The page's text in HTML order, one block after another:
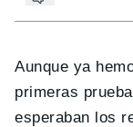
Aunque ya
primeras
esperaban los